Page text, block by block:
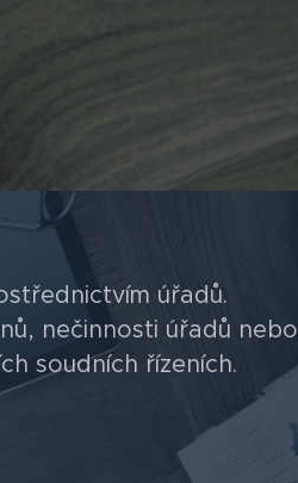
úřadů.
nečinnosti úřadů nebo
soudních řízeních.